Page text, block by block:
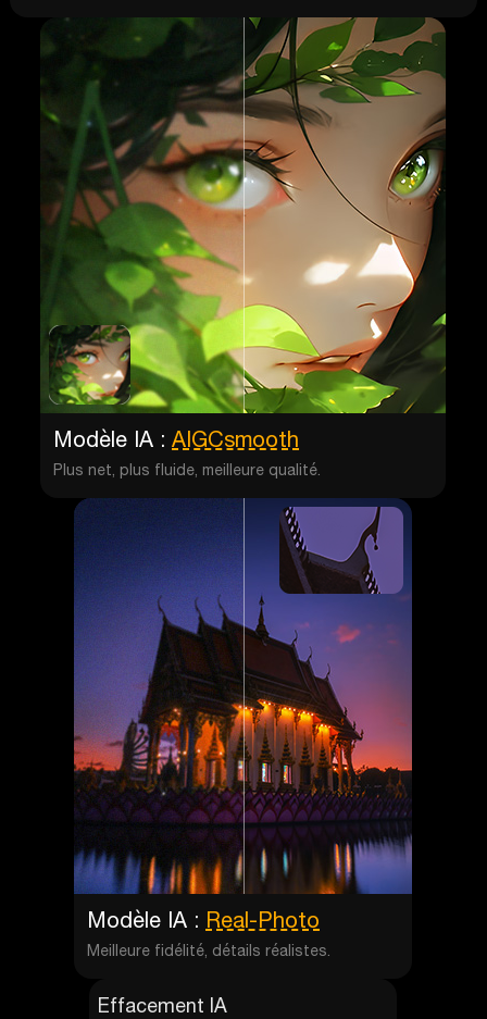
Effacement IA
Modèle IA :AIGCsmooth
Plus net, plus fluide, meilleure qualité.
Modèle IA : Real-Photo
Meilleure fidélité, détails réalistes.